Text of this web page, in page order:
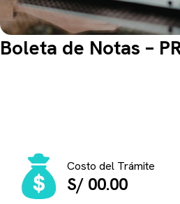
Boleta de Notas –
Costo del Trámite
S/ 00.00